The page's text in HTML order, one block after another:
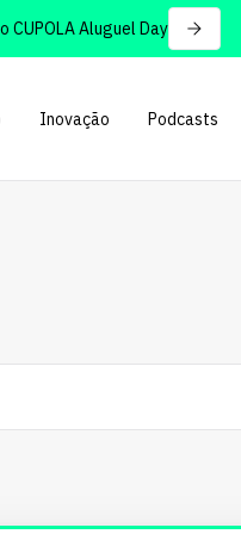
Aluguel Day
Inovação Podcasts